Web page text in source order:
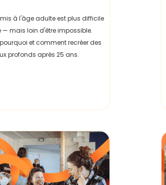
à l'âge adulte est plus difficile
— mais loin d'être impossible.
et comment recréer des
profonds après 25 ans.